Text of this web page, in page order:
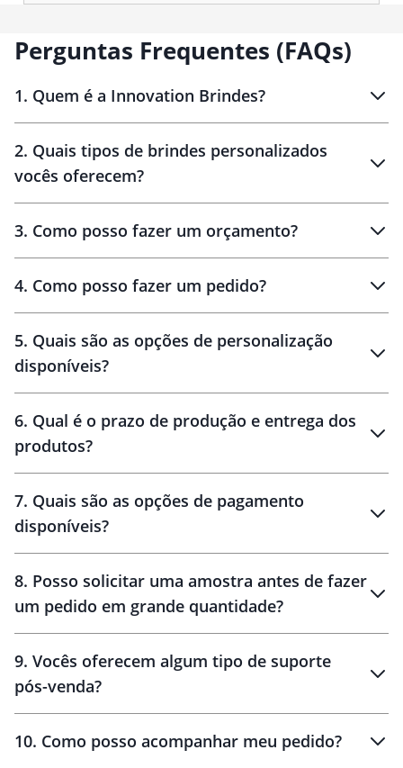
Perguntas Frequentes (FAQs)
1. Quem é a Innovation Brindes?
Brindes personalizados
2. Quais tipos de brindes personalizados
vocês oferecem?
personalizados
3. Como posso fazer um orçamento?
brinde
personalização
4. Como posso fazer um pedido?
amostra virtual
5. Quais são as opções de personalização
disponíveis?
6. Qual é o prazo de produção e entrega dos
produtos?
10 dias
brinde
48 horas
7. Quais são as opções de pagamento
disponíveis?
8. Posso solicitar uma amostra antes de fazer
um pedido em grande quantidade?
amostras
9. Vocês oferecem algum tipo de suporte
pós-venda?
10. Como posso acompanhar meu pedido?